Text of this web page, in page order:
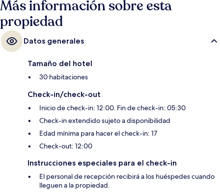
Más información sobre esta
propiedad
Datos generales
Tamaño del hotel
30 habitaciones
Check-in/check-out
Inicio de check-in: 12:00. Fin de check-in: 05:30
Check-in extendido sujeto a disponibilidad
Edad mínima para hacer el check-in: 17
Check-out: 12:00
Instrucciones especiales para el check-in
El personal de recepción recibirá a los huéspedes cuando
lleguen a la propiedad.